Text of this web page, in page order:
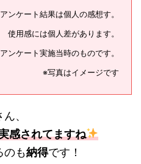
アンケート結果は個人の感想す。
使用感には個人差があります。
ンケート実施当時のものです。
※写真はイメージです
、
感されてますね
のも納得です！